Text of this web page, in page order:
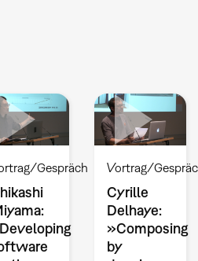
Gespräch Vortrag/
Cyrille
Delhaye:
»Composing
by